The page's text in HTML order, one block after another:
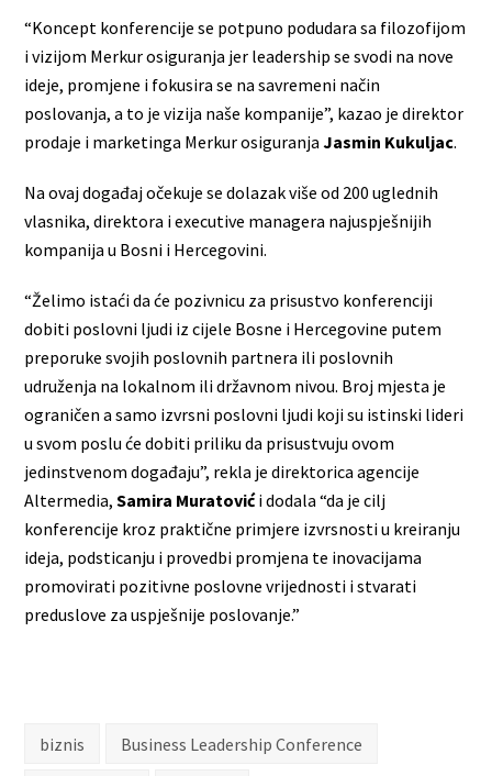
“Koncept konferencije se potpuno podudara sa filozofijom
i vizijom Merkur osiguranja jer leadership se svodi na nove
ideje, promjene i fokusira se na savremeni način
poslovanja, a to je vizija naše kompanije”, kazao je direktor
prodaje i marketinga Merkur osiguranjaJasmin Kukuljac.
Na ovaj događaj očekuje se dolazak više od 200 uglednih
vlasnika, direktora i executive managera najuspješnijih
kompanija u Bosni i Hercegovini.
“Želimo istaći da će pozivnicu za prisustvo konferenciji
dobiti poslovni ljudi iz cijele Bosne i Hercegovine putem
preporuke svojih poslovnih partnera ili poslovnih
udruženja na lokalnom ili državnom nivou. Broj mjesta je
ograničen a samo izvrsni poslovni ljudi koji su istinski lideri
u svom poslu će dobiti priliku da prisustvuju ovom
jedinstvenom događaju”, rekla je direktorica agencije
Altermedia,Samira Muratovići dodala “da je cilj
konferencije kroz praktične primjere izvrsnosti u kreiranju
ideja, podsticanju i provedbi promjena te inovacijama
promovirati pozitivne poslovne vrijednosti i stvarati
preduslove za uspješnije poslovanje.”
biznis Business Leadership Conference